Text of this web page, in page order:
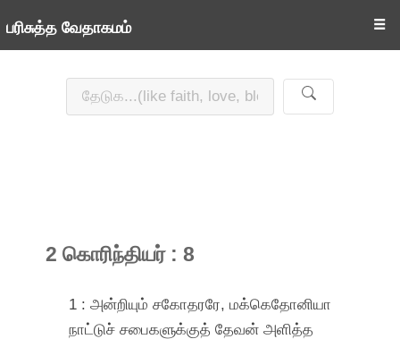
பரிசுத்த வேதாகமம் ☰
2 கொரிந்தியர் : 8
1 : அன்றியும் சகோதரரே, மக்கெதோனியா
நாட்டுச் சபைகளுக்குத் தேவன் அளித்த